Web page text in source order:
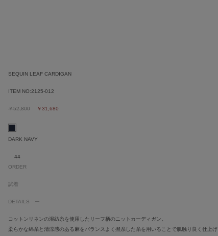
SEQUIN LEAF CARDIGAN
ITEM NO:2125-012
￥52,800 ￥31,680
DARK NAVY
44
ORDER
試着
DETAILS
コットンリネンの混紡糸を使用したリーフ柄のニットカーディガン。
柔らかな綿糸と清涼感のある麻をバランスよく撚糸した糸を用いることで肌触り良く仕上げ